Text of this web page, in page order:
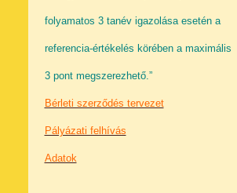
folyamatos 3 tanév igazolása esetén a
referencia-értékelés körében a maximális
3 pont megszerezhető.”
Bérleti szerződés tervezet
Pályázati felhívás
Adatok